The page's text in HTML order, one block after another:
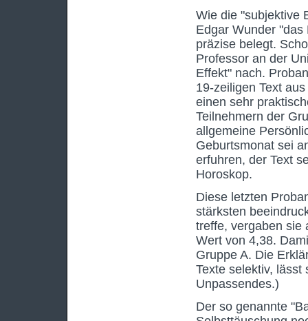
Wie die "subjektive
Edgar Wunder
präzise belegt.
Professor an der
Effekt" nach.
19-zeiligen Text
einen sehr
Teilnehmern der
allgemeine
Geburtsmonat sei
erfuhren, der Text
Horoskop.
Diese letzten
stärksten
treffe, vergaben sie
Wert von 4,38.
Gruppe A. Die
Texte selektiv,
Unpassendes.)
Der so genannte